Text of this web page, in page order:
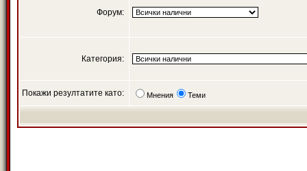
Форум:
Категория:
Покажи резултатите като: Мнения Теми